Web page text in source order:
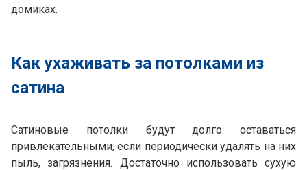
домиках.
Как ухаживать за потолками из
сатина
Сатиновые потолки будут долго оставаться
привлекательными, если периодически удалять на них
пыль, загрязнения. Достаточно использовать сухую